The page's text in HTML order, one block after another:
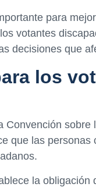
para
votantes
decisiones que
los
Convención
que las
la obligación